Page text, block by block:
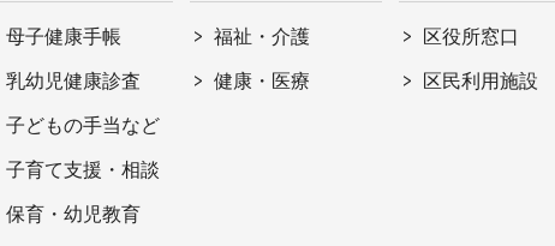
母子健康手帳
乳幼児健康診査
子どもの手当など
子育て支援・相談
保育・幼児教育
福祉・介護
健康・医療
区役所窓口
区民利用施設